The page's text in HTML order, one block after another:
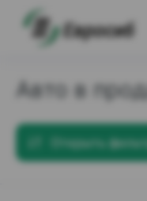
Авто в
Открыть